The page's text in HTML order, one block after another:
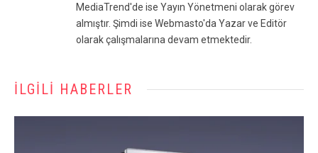
MediaTrend'de ise Yayın Yönetmeni olarak görev
almıştır. Şimdi ise Webmasto'da Yazar ve Editör
olarak çalışmalarına devam etmektedir.
İLGILI HABERLER